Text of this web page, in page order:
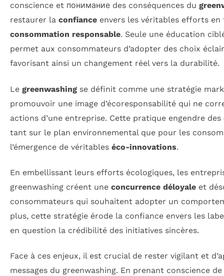
conscience et понимание des conséquences du
restaurer la confiance envers les véritables efforts en
consommation responsable. Seule une éducation
permet aux consommateurs d’adopter des choix
favorisant ainsi un changement réel vers la durabilité.
Le greenwashing se définit comme une stratégie
promouvoir une image d’écoresponsabilité qui ne
actions d’une entreprise. Cette pratique engendre des
tant sur le plan environnemental que pour les
l’émergence de véritables éco-innovations.
En embellissant leurs efforts écologiques, les
greenwashing créent une concurrence déloyale et
consommateurs qui souhaitent adopter un
plus, cette stratégie érode la confiance envers les
en question la crédibilité des initiatives sincères.
Face à ces enjeux, il est crucial de rester vigilant et
messages du greenwashing. En prenant conscience